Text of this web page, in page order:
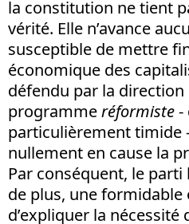
la constitution ne tient
vérité. Elle n’avance
susceptible de mettre
économique des
défendu par la
programmeréformiste-
particulièrement timide
nullement en cause la
Par conséquent, le parti
de plus, une
d’expliquer la nécessité